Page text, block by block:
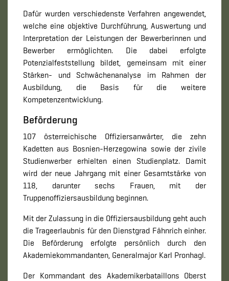
Dafür wurden verschiedenste Verfahren angewendet,
welche eine objektive Durchführung, Auswertung und
Interpretation der Leistungen der Bewerberinnen und
Bewerber ermöglichten. Die dabei erfolgte
Potenzialfeststellung bildet, gemeinsam mit einer
Stärken- und Schwächenanalyse im Rahmen der
Ausbildung, die Basis für die weitere
Kompetenzentwicklung.
Beförderung
107 österreichische Offiziersanwärter, die zehn
Kadetten aus Bosnien-Herzegowina sowie der zivile
Studienwerber erhielten einen Studienplatz. Damit
wird der neue Jahrgang mit einer Gesamtstärke von
118, darunter sechs Frauen, mit der
Truppenoffiziersausbildung beginnen.
Mit der Zulassung in die Offiziersausbildung geht auch
die Trageerlaubnis für den Dienstgrad Fähnrich einher.
Die Beförderung erfolgte persönlich durch den
Akademiekommandanten, Generalmajor Karl Pronhagl.
Der Kommandant des Akademikerbataillons Oberst